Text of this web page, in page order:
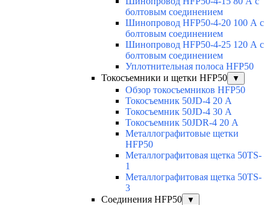
болтовым соединением
Шинопровод HFP50-4-20 100 А с
болтовым соединением
Шинопровод HFP50-4-25 120 А с
болтовым соединением
Уплотнительная полоса HFP50
Токосъемники и щетки HFP50
▼
Обзор токосъемников HFP50
Токосъемник 50JD-4 20 А
Токосъемник 50JD-4 30 А
Токосъемник 50JDR-4 20 А
Металлографитовые щетки
HFP50
Металлографитовая щетка 50TS-
1
Металлографитовая щетка 50TS-
3
Соединения HFP50
▼